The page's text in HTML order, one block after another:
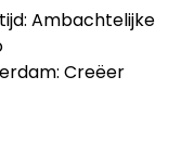
Ambachtelijke
Creëer